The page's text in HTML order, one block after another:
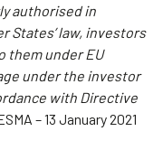
authorised in
States’ law, investors
them under EU
under the investor
with Directive
– 13 January 2021